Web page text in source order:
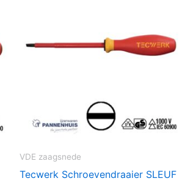
VDE zaagsnede
Tecwerk Schroevendraaier SLEUF